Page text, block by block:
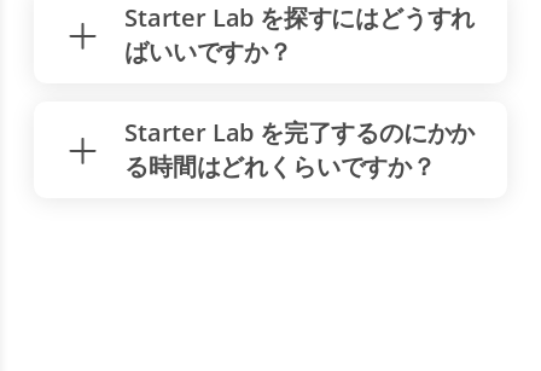
Starter Lab を探すにはどうすれ
ばいいですか？
Starter Lab を完了するのにかか
る時間はどれくらいですか？